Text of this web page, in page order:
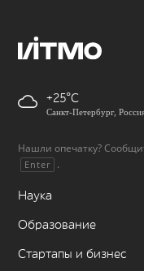
+25
Санкт-Петербург,
Нашли опечатку?
Enter .
Наука
Образование
Стартапы и бизнес